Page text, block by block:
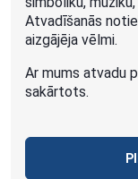
Atvadīšanās
aizgājēja vēlmi.
Ar mums atvadu
sakārtots.